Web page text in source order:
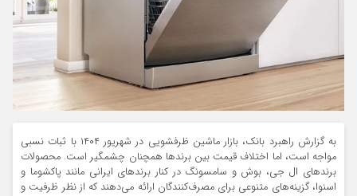
به گزارش راهبرد بانک، بازار ماشین‌ ظرفشویی در شهریور ۱۴۰۴ با ثبات نسبی
مواجه است، اما اختلاف قیمت بین برندها همچنان چشمگیر است. محصولات
برندهای ال جی، بوش و سامسونگ در کنار برندهای ایرانی مانند پاکشوما و
اسنوا، گزینه‌های متنوعی برای مصرف‌کنندگان ارائه می‌دهند که از نظر ظرفیت و